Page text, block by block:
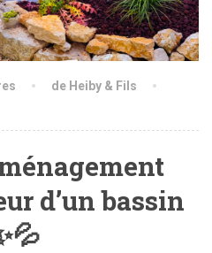
de Heiby & Fils
d’un bassin